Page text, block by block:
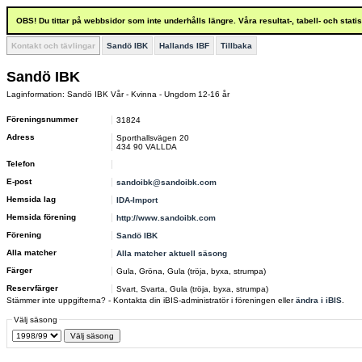
OBS! Du tittar på webbsidor som inte underhålls längre. Våra resultat-, tabell- och
Kontakt och tävlingar Sandö IBK Hallands IBF Tillbaka
Sandö IBK
Laginformation: Sandö IBK Vår - Kvinna - Ungdom 12-16 år
Föreningsnummer
31824
Adress
Sporthallsvägen 20
434 90 VALLDA
Telefon
E-post
sandoibk@sandoibk.com
Hemsida lag
IDA-Import
Hemsida förening
http://www.sandoibk.com
Förening
Sandö IBK
Alla matcher
Alla matcher aktuell säsong
Färger
Gula, Gröna, Gula (tröja, byxa, strumpa)
Reservfärger
Svart, Svarta, Gula (tröja, byxa, strumpa)
Stämmer inte uppgifterna? - Kontakta din iBIS-administratör i föreningen ellerändra i iBIS
Välj säsong